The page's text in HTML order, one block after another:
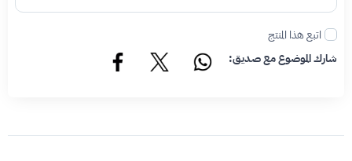
اتبع هذا المنتج
شارك الموضوع مع صديق: